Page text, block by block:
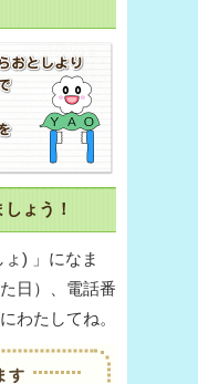
ょう！
ょ) 」になま
日）、電話番
わたしてね。